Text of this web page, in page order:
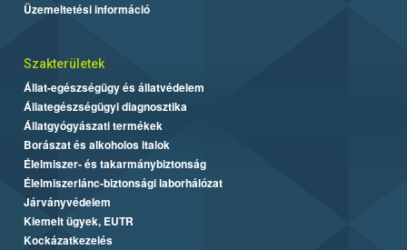
Üzemeltetési információ
Szakterületek
Állat-egészségügy és állatvédelem
Állategészségügyi diagnosztika
Állatgyógyászati termékek
Borászat és alkoholos italok
Élelmiszer- és takarmánybiztonság
Élelmiszerlánc-biztonsági laborhálózat
Járványvédelem
Kiemelt ügyek, EUTR
Kockázatkezelés